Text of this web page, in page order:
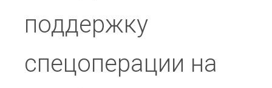
поддержку
спецоперации на